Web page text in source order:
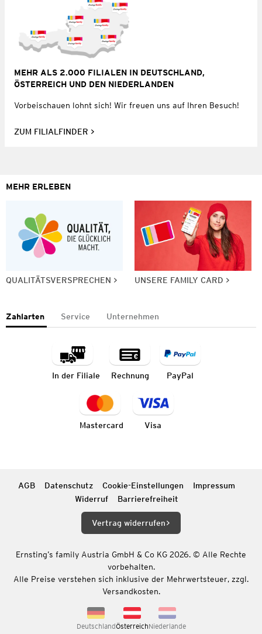
MEHR ALS 2.000 FILIALEN IN DEUTSCHLAND,
ÖSTERREICH UND DEN NIEDERLANDEN
Vorbeischauen lohnt sich! Wir freuen uns auf Ihren Besuch!
ZUM FILIALFINDER
MEHR ERLEBEN
QUALITÄTSVERSPRECHEN UNSERE FAMILY CARD
Zahlarten Service Unternehmen
In der Filiale Rechnung PayPal
Mastercard Visa
AGB Datenschutz Cookie-Einstellungen
Impressum
Widerruf
Barrierefreiheit
Vertrag widerrufen
Ernsting’s family Austria GmbH & Co KG 2026. © Alle Rechte
vorbehalten.
Alle Preise verstehen sich inklusive der Mehrwertsteuer, zzgl.
Versandkosten.
DeutschlandÖsterreichNiederlande